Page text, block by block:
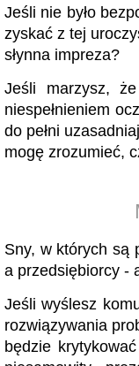
Jeśli nie było
zyskać z tej
słynna impreza?
Jeśli marzysz,
niespełnieniem
do pełni
mogę zrozumieć,
Sny, w których są
a przedsiębiorcy -
Jeśli wyślesz
rozwiązywania
będzie